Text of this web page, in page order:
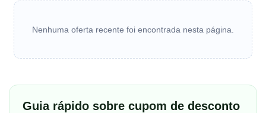
Nenhuma oferta recente foi encontrada nesta página.
Guia rápido sobre cupom de desconto